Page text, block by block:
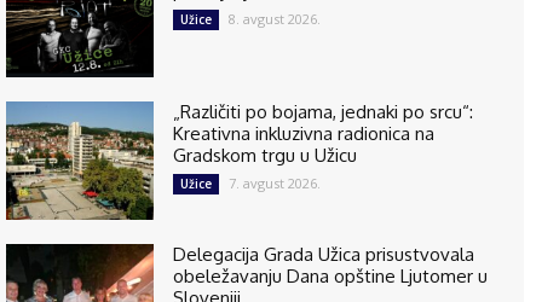
Užice 8. avgust 2026.
„Različiti po bojama, jednaki po srcu“:
Kreativna inkluzivna radionica na
Gradskom trgu u Užicu
Užice 7. avgust 2026.
Delegacija Grada Užica prisustvovala
obeležavanju Dana opštine Ljutomer u